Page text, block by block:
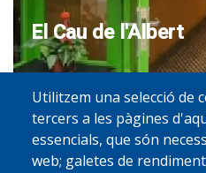
El Cau de l'Albert
Calàbria, 24
08530 - La Garriga
93 609 67 50
El Cau de l'Albert
Utilitzem una selecció de
tercers a les pàgines
essencials, que són
web; galetes de